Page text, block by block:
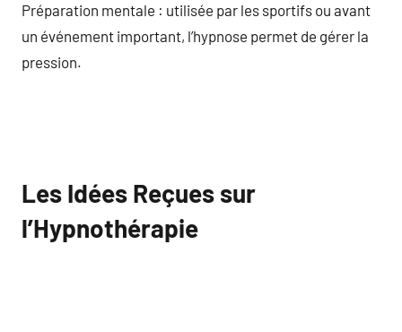
Préparation mentale : utilisée par les sportifs ou avant
un événement important, l’hypnose permet de gérer la
pression.
Les Idées Reçues sur
l’Hypnothérapie